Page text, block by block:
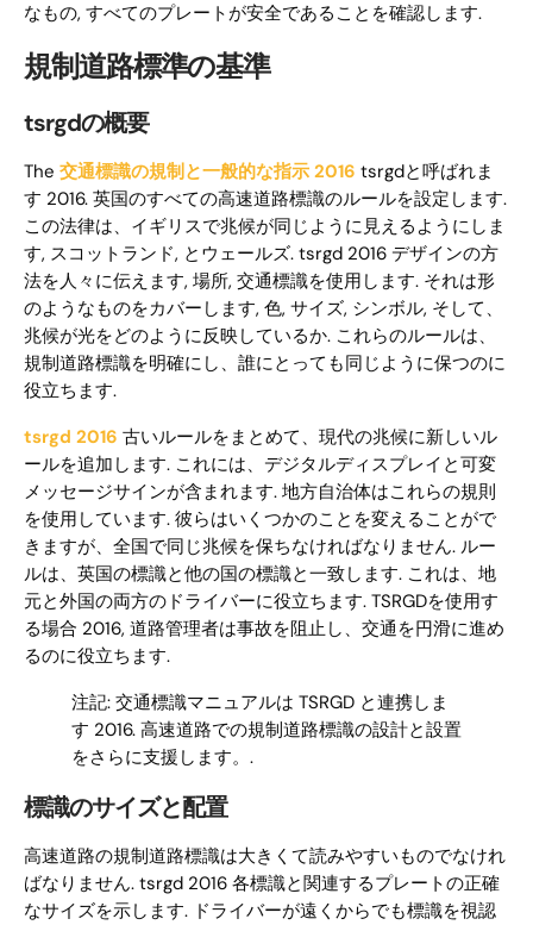
なもの, すべてのプレートが安全であることを確認します.
規制道路標準の基準
tsrgdの概要
The 交通標識の規制と一般的な指示 2016 tsrgdと呼ばれま
す 2016. 英国のすべての高速道路標識のルールを設定します.
この法律は、イギリスで兆候が同じように見えるようにしま
す, スコットランド, とウェールズ. tsrgd 2016 デザインの方
法を人々に伝えます, 場所, 交通標識を使用します. それは形
のようなものをカバーします, 色, サイズ, シンボル, そして、
兆候が光をどのように反映しているか. これらのルールは、
規制道路標識を明確にし、誰にとっても同じように保つのに
役立ちます.
tsrgd 2016 古いルールをまとめて、現代の兆候に新しいル
ールを追加します. これには、デジタルディスプレイと可変
メッセージサインが含まれます. 地方自治体はこれらの規則
を使用しています. 彼らはいくつかのことを変えることがで
きますが、全国で同じ兆候を保ちなければなりません. ルー
ルは、英国の標識と他の国の標識と一致します. これは、地
元と外国の両方のドライバーに役立ちます. TSRGDを使用す
る場合 2016, 道路管理者は事故を阻止し、交通を円滑に進め
るのに役立ちます.
注記: 交通標識マニュアルは TSRGD と連携しま
す 2016. 高速道路での規制道路標識の設計と設置
をさらに支援します。.
標識のサイズと配置
高速道路の規制道路標識は大きくて読みやすいものでなけれ
ばなりません. tsrgd 2016 各標識と関連するプレートの正確
なサイズを示します. ドライバーが遠くからでも標識を視認